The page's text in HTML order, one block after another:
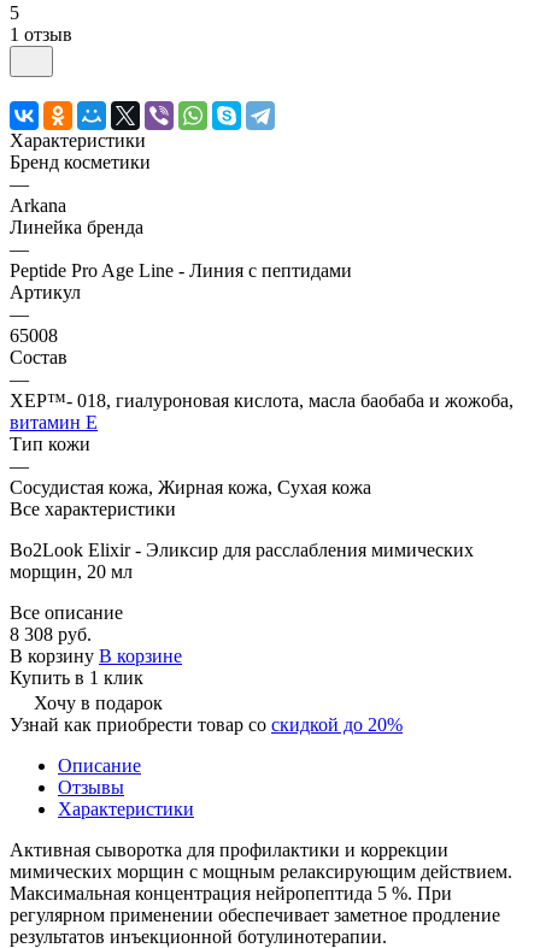
5
1 отзыв
Характеристики
Бренд косметики
—
Arkana
Линейка бренда
—
Peptide Pro Age Line - Линия с пептидами
Артикул
—
65008
Состав
—
XEP™- 018, гиалуроновая кислота, масла баобаба и жожоба,
витамин Е
Тип кожи
—
Сосудистая кожа, Жирная кожа, Сухая кожа
Все характеристики
Bo2Look Elixir - Эликсир для расслабления мимических
морщин, 20 мл
Все описание
8 308 руб.
В корзину В корзине
Купить в 1 клик
Хочу в подарок
Узнай как приобрести товар со скидкой до 20%
Описание
Отзывы
Характеристики
Активная сыворотка для профилактики и коррекции
мимических морщин с мощным релаксирующим действием.
Максимальная концентрация нейропептида 5 %. При
регулярном применении обеспечивает заметное продление
результатов инъекционной ботулинотерапии.